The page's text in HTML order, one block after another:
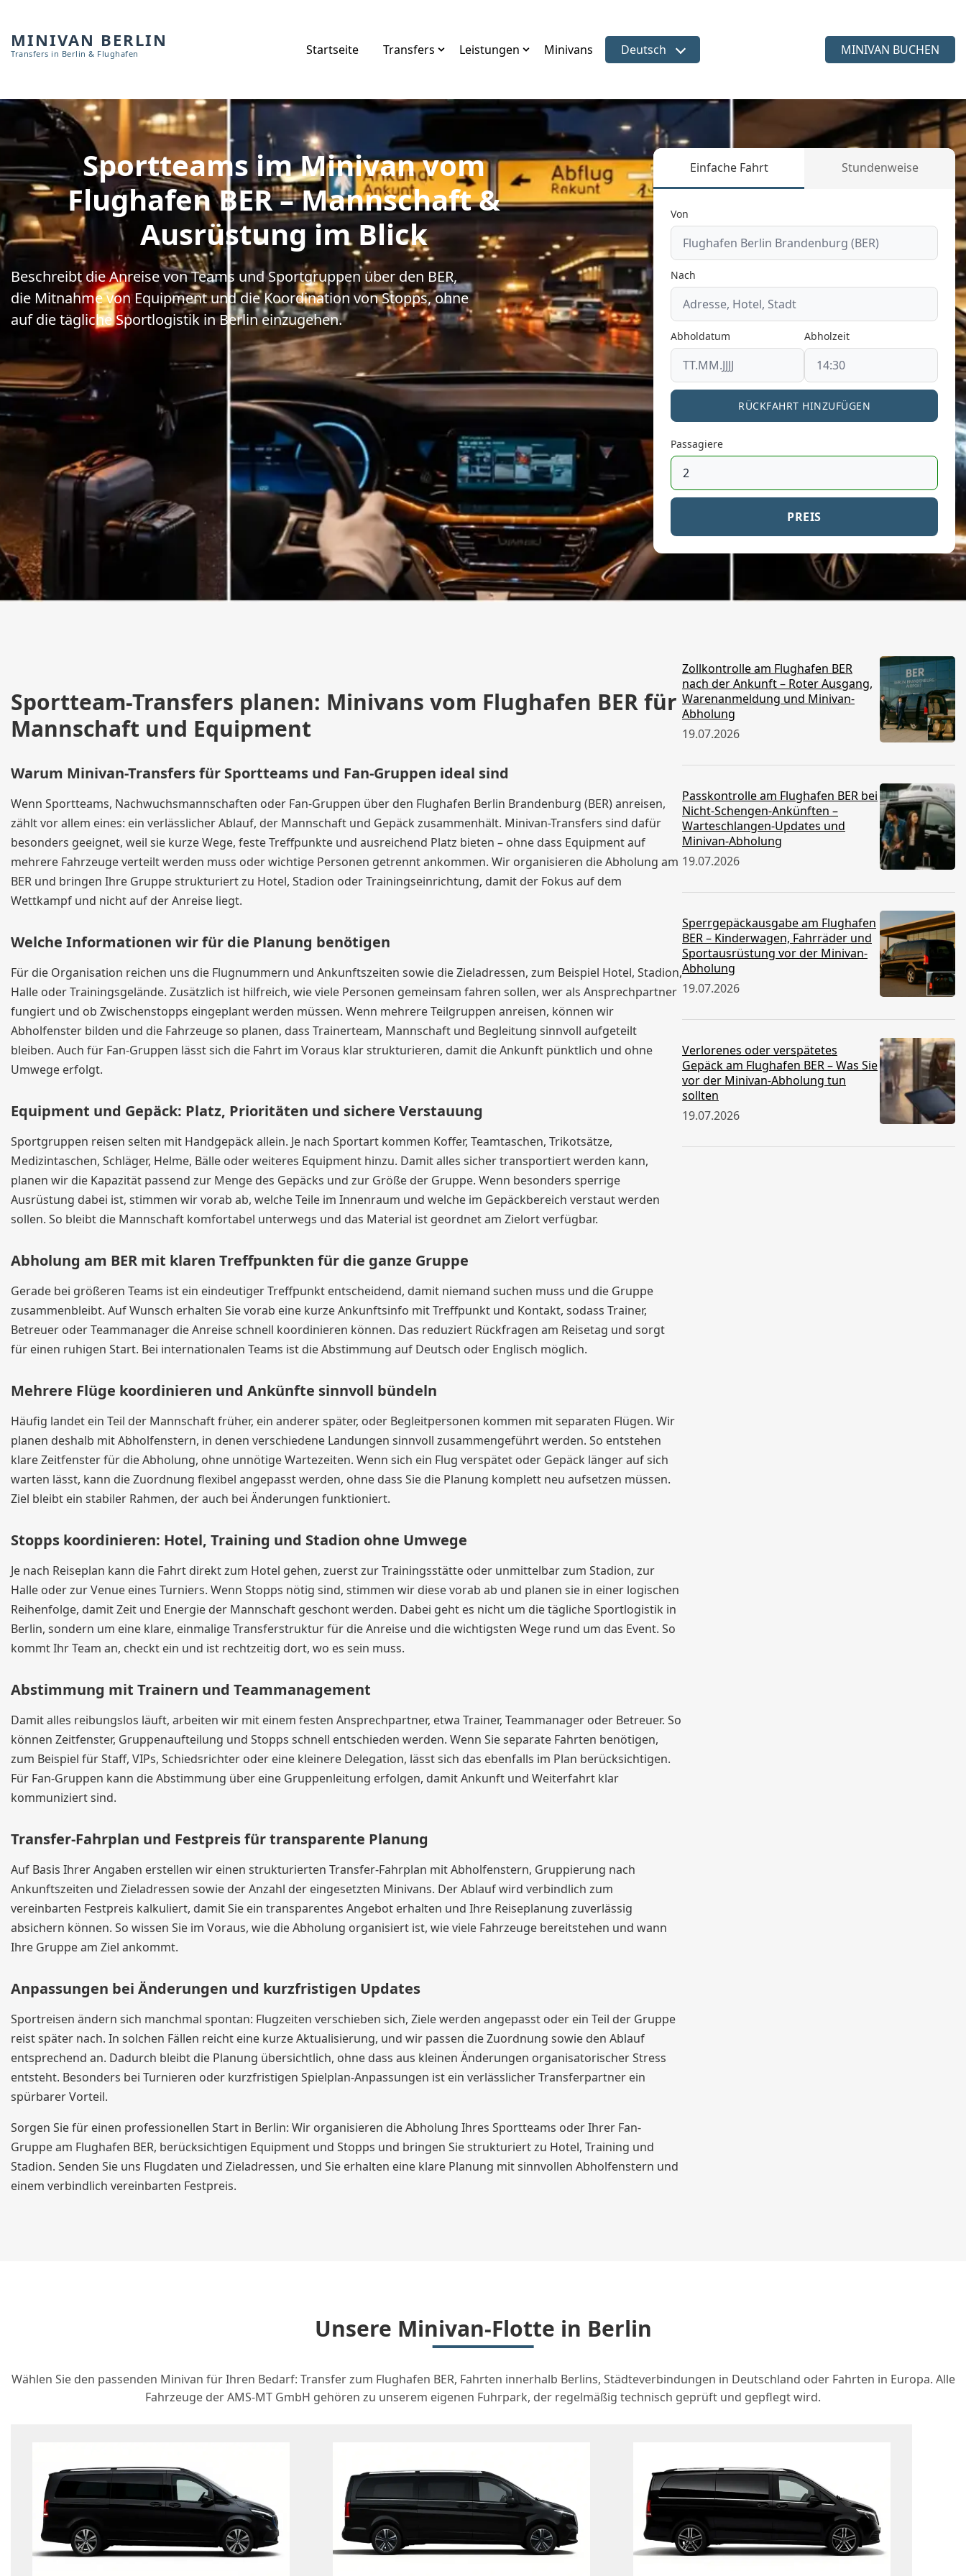
MINIVAN BERLIN
Transfers in Berlin & Flughafen Startseite Transfers Leistungen Minivans Sprache wählen
Deutsch MINIVAN BUCHEN
Sportteams im Minivan vom
Flughafen BER – Mannschaft &
Ausrüstung im Blick
Beschreibt die Anreise von Teams und Sportgruppen über den BER,
die Mitnahme von Equipment und die Koordination von Stopps, ohne
auf die tägliche Sportlogistik in Berlin einzugehen.
Einfache Fahrt Stundenweise
Von
Nach
Abholdatum Abholzeit
RÜCKFAHRT HINZUFÜGEN
Passagiere
PREIS
Sportteam-Transfers planen: Minivans vom Flughafen BER für
Mannschaft und Equipment
Warum Minivan-Transfers für Sportteams und Fan-Gruppen ideal sind
Wenn Sportteams, Nachwuchsmannschaften oder Fan-Gruppen über den Flughafen Berlin Brandenburg (BER) anreisen,
zählt vor allem eines: ein verlässlicher Ablauf, der Mannschaft und Gepäck zusammenhält. Minivan-Transfers sind dafür
besonders geeignet, weil sie kurze Wege, feste Treffpunkte und ausreichend Platz bieten – ohne dass Equipment auf
mehrere Fahrzeuge verteilt werden muss oder wichtige Personen getrennt ankommen. Wir organisieren die Abholung am
BER und bringen Ihre Gruppe strukturiert zu Hotel, Stadion oder Trainingseinrichtung, damit der Fokus auf dem
Wettkampf und nicht auf der Anreise liegt.
Welche Informationen wir für die Planung benötigen
Für die Organisation reichen uns die Flugnummern und Ankunftszeiten sowie die Zieladressen, zum Beispiel Hotel, Stadion,
Halle oder Trainingsgelände. Zusätzlich ist hilfreich, wie viele Personen gemeinsam fahren sollen, wer als Ansprechpartner
fungiert und ob Zwischenstopps eingeplant werden müssen. Wenn mehrere Teilgruppen anreisen, können wir
Abholfenster bilden und die Fahrzeuge so planen, dass Trainerteam, Mannschaft und Begleitung sinnvoll aufgeteilt
bleiben. Auch für Fan-Gruppen lässt sich die Fahrt im Voraus klar strukturieren, damit die Ankunft pünktlich und ohne
Umwege erfolgt.
Equipment und Gepäck: Platz, Prioritäten und sichere Verstauung
Sportgruppen reisen selten mit Handgepäck allein. Je nach Sportart kommen Koffer, Teamtaschen, Trikotsätze,
Medizintaschen, Schläger, Helme, Bälle oder weiteres Equipment hinzu. Damit alles sicher transportiert werden kann,
planen wir die Kapazität passend zur Menge des Gepäcks und zur Größe der Gruppe. Wenn besonders sperrige
Ausrüstung dabei ist, stimmen wir vorab ab, welche Teile im Innenraum und welche im Gepäckbereich verstaut werden
sollen. So bleibt die Mannschaft komfortabel unterwegs und das Material ist geordnet am Zielort verfügbar.
Abholung am BER mit klaren Treffpunkten für die ganze Gruppe
Gerade bei größeren Teams ist ein eindeutiger Treffpunkt entscheidend, damit niemand suchen muss und die Gruppe
zusammenbleibt. Auf Wunsch erhalten Sie vorab eine kurze Ankunftsinfo mit Treffpunkt und Kontakt, sodass Trainer,
Betreuer oder Teammanager die Anreise schnell koordinieren können. Das reduziert Rückfragen am Reisetag und sorgt
für einen ruhigen Start. Bei internationalen Teams ist die Abstimmung auf Deutsch oder Englisch möglich.
Mehrere Flüge koordinieren und Ankünfte sinnvoll bündeln
Häufig landet ein Teil der Mannschaft früher, ein anderer später, oder Begleitpersonen kommen mit separaten Flügen. Wir
planen deshalb mit Abholfenstern, in denen verschiedene Landungen sinnvoll zusammengeführt werden. So entstehen
klare Zeitfenster für die Abholung, ohne unnötige Wartezeiten. Wenn sich ein Flug verspätet oder Gepäck länger auf sich
warten lässt, kann die Zuordnung flexibel angepasst werden, ohne dass Sie die Planung komplett neu aufsetzen müssen.
Ziel bleibt ein stabiler Rahmen, der auch bei Änderungen funktioniert.
Stopps koordinieren: Hotel, Training und Stadion ohne Umwege
Je nach Reiseplan kann die Fahrt direkt zum Hotel gehen, zuerst zur Trainingsstätte oder unmittelbar zum Stadion, zur
Halle oder zur Venue eines Turniers. Wenn Stopps nötig sind, stimmen wir diese vorab ab und planen sie in einer logischen
Reihenfolge, damit Zeit und Energie der Mannschaft geschont werden. Dabei geht es nicht um die tägliche Sportlogistik in
Berlin, sondern um eine klare, einmalige Transferstruktur für die Anreise und die wichtigsten Wege rund um das Event. So
kommt Ihr Team an, checkt ein und ist rechtzeitig dort, wo es sein muss.
Abstimmung mit Trainern und Teammanagement
Damit alles reibungslos läuft, arbeiten wir mit einem festen Ansprechpartner, etwa Trainer, Teammanager oder Betreuer. So
können Zeitfenster, Gruppenaufteilung und Stopps schnell entschieden werden. Wenn Sie separate Fahrten benötigen,
zum Beispiel für Staff, VIPs, Schiedsrichter oder eine kleinere Delegation, lässt sich das ebenfalls im Plan berücksichtigen.
Für Fan-Gruppen kann die Abstimmung über eine Gruppenleitung erfolgen, damit Ankunft und Weiterfahrt klar
kommuniziert sind.
Transfer-Fahrplan und Festpreis für transparente Planung
Auf Basis Ihrer Angaben erstellen wir einen strukturierten Transfer-Fahrplan mit Abholfenstern, Gruppierung nach
Ankunftszeiten und Zieladressen sowie der Anzahl der eingesetzten Minivans. Der Ablauf wird verbindlich zum
vereinbarten Festpreis kalkuliert, damit Sie ein transparentes Angebot erhalten und Ihre Reiseplanung zuverlässig
absichern können. So wissen Sie im Voraus, wie die Abholung organisiert ist, wie viele Fahrzeuge bereitstehen und wann
Ihre Gruppe am Ziel ankommt.
Anpassungen bei Änderungen und kurzfristigen Updates
Sportreisen ändern sich manchmal spontan: Flugzeiten verschieben sich, Ziele werden angepasst oder ein Teil der Gruppe
reist später nach. In solchen Fällen reicht eine kurze Aktualisierung, und wir passen die Zuordnung sowie den Ablauf
entsprechend an. Dadurch bleibt die Planung übersichtlich, ohne dass aus kleinen Änderungen organisatorischer Stress
entsteht. Besonders bei Turnieren oder kurzfristigen Spielplan-Anpassungen ist ein verlässlicher Transferpartner ein
spürbarer Vorteil.
Sorgen Sie für einen professionellen Start in Berlin: Wir organisieren die Abholung Ihres Sportteams oder Ihrer Fan-
Gruppe am Flughafen BER, berücksichtigen Equipment und Stopps und bringen Sie strukturiert zu Hotel, Training und
Stadion. Senden Sie uns Flugdaten und Zieladressen, und Sie erhalten eine klare Planung mit sinnvollen Abholfenstern und
einem verbindlich vereinbarten Festpreis.
Zollkontrolle am Flughafen BER
nach der Ankunft – Roter Ausgang,
Warenanmeldung und Minivan-
Abholung
19.07.2026
Passkontrolle am Flughafen BER bei
Nicht-Schengen-Ankünften –
Warteschlangen-Updates und
Minivan-Abholung
19.07.2026
Sperrgepäckausgabe am Flughafen
BER – Kinderwagen, Fahrräder und
Sportausrüstung vor der Minivan-
Abholung
19.07.2026
Verlorenes oder verspätetes
Gepäck am Flughafen BER – Was Sie
vor der Minivan-Abholung tun
sollten
19.07.2026
Unsere Minivan-Flotte in Berlin
Wählen Sie den passenden Minivan für Ihren Bedarf: Transfer zum Flughafen BER, Fahrten innerhalb Berlins, Städteverbindungen in Deutschland oder Fahrten in Europa. Alle
Fahrzeuge der AMS-MT GmbH gehören zu unserem eigenen Fuhrpark, der regelmäßig technisch geprüft und gepflegt wird.